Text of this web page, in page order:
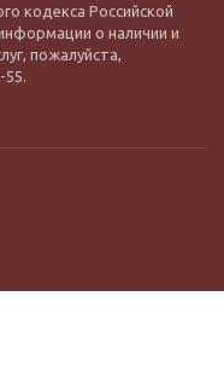
кодекса Российской
о наличии и
пожалуйста,